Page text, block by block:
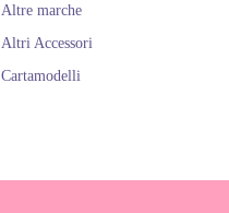
Altre marche
Altri Accessori
Cartamodelli